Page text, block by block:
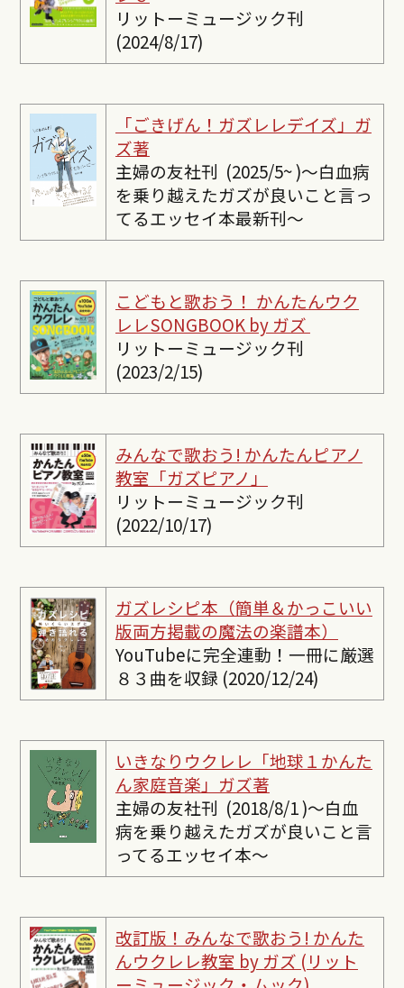
リットーミュージック刊
(2024/8/17)
「ごきげん！ガズレレデイズ」ガ
ズ著
主婦の友社刊 (2025/5~ )〜白血病
を乗り越えたガズが良いこと言っ
てるエッセイ本最新刊〜
こどもと歌おう！ かんたんウク
レレSONGBOOK by ガズ
リットーミュージック刊
(2023/2/15)
みんなで歌おう! かんたんピアノ
教室「ガズピアノ」
リットーミュージック刊
(2022/10/17)
ガズレシピ本（簡単＆かっこいい
版両方掲載の魔法の楽譜本）
YouTubeに完全連動！一冊に厳選
８３曲を収録 (2020/12/24)
いきなりウクレレ「地球１かんた
ん家庭音楽」ガズ著
主婦の友社刊 (2018/8/1 )〜白血
病を乗り越えたガズが良いこと言
ってるエッセイ本〜
改訂版！みんなで歌おう! かんた
んウクレレ教室 by ガズ (リット